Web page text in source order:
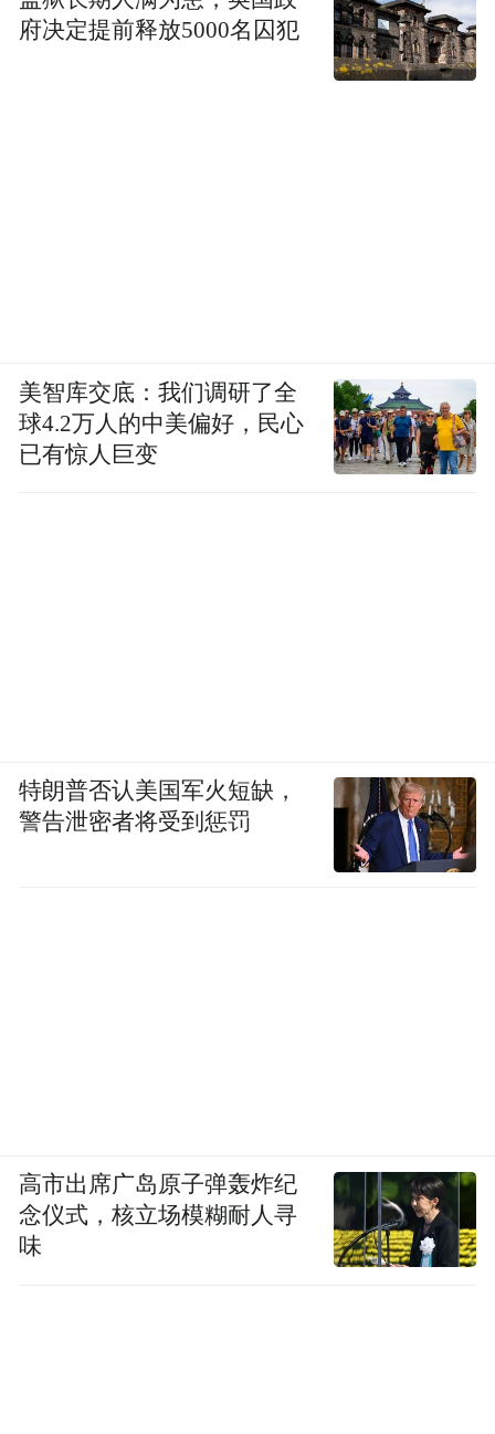
府决定提前释放5000名囚犯
美智库交底：我们调研了全
球4.2万人的中美偏好，民心
已有惊人巨变
特朗普否认美国军火短缺，
警告泄密者将受到惩罚
高市出席广岛原子弹轰炸纪
念仪式，核立场模糊耐人寻
味